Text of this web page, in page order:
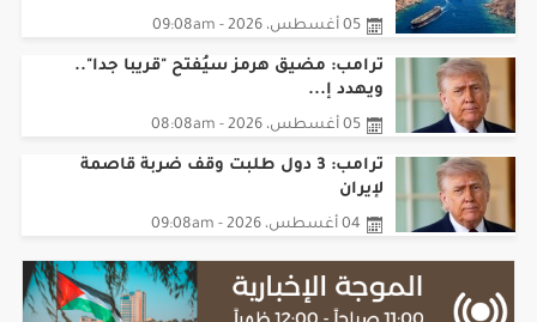
مضيق هرمز
ترامب: مضيق هرمز سيُفتح "قريبا جدا"..
ويهدد إ...
لإيران